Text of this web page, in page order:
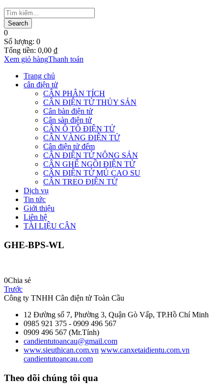
0
Số lượng: 0
Tổng tiền: 0,00 ₫
Xem giỏ hàngThanh toán
Trang chủ
cân điện tử
CÂN PHÂN TÍCH
CÂN ĐIỆN TỬ THỦY SẢN
Cân bàn điện tử
Cân sàn điện tử
CÂN Ô TÔ ĐIỆN TỬ
CÂN VÀNG ĐIỆN TỬ
Cân điện tử đếm
CÂN ĐIỆN TỬ NÔNG SẢN
CÂN GHẾ NGỒI ĐIỆN TỬ
CÂN ĐIỆN TỬ MỦ CAO SU
CÂN TREO ĐIỆN TỬ
Dịch vụ
Tin tức
Giới thiệu
Liên hệ
TÀI LIỆU CÂN
GHE-BPS-WL
0Chia sẻ
Trước
Công ty TNHH Cân điện tử Toàn Cầu
12 Đường số 7, Phường 3, Quận Gò Vấp, TP.Hồ Chí Minh
0985 921 375 - 0909 496 567
0909 496 567 (Mr.Tính)
candientutoancau@gmail.com
www.sieuthican.com.vn www.canxetaidientu.com.vn
candientutoancau.com
Theo dõi chúng tôi qua